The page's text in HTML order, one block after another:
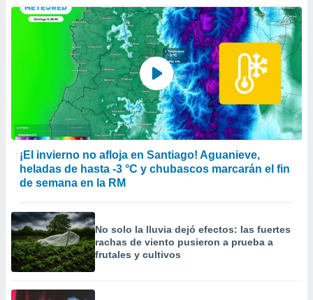
¡El invierno no afloja en Santiago! Aguanieve,
heladas de hasta -3 °C y chubascos marcarán el fin
de semana en la RM
No solo la lluvia dejó efectos: las fuertes
rachas de viento pusieron a prueba a
frutales y cultivos